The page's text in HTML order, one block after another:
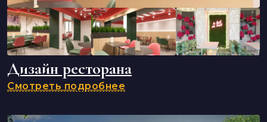
Дизайн ресторана
Смотреть подробнее